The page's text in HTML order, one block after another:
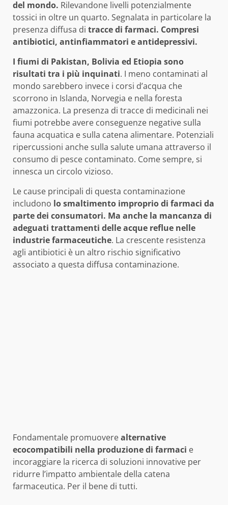
del mondo. Rilevandone livelli potenzialmente
tossici in oltre un quarto. Segnalata in particolare la
presenza diffusa di tracce di farmaci. Compresi
antibiotici, antinfiammatori e antidepressivi.
I fiumi di Pakistan, Bolivia ed Etiopia sono
risultati tra i più inquinati. I meno contaminati al
mondo sarebbero invece i corsi d’acqua che
scorrono in Islanda, Norvegia e nella foresta
amazzonica. La presenza di tracce di medicinali nei
fiumi potrebbe avere conseguenze negative sulla
fauna acquatica e sulla catena alimentare. Potenziali
ripercussioni anche sulla salute umana attraverso il
consumo di pesce contaminato. Come sempre, si
innesca un circolo vizioso.
Le cause principali di questa contaminazione
includono lo smaltimento improprio di farmaci da
parte dei consumatori. Ma anche la mancanza di
adeguati trattamenti delle acque reflue nelle
industrie farmaceutiche. La crescente resistenza
agli antibiotici è un altro rischio significativo
associato a questa diffusa contaminazione.
Fondamentale promuoverealternative
ecocompatibili nella produzione di farmaci e
incoraggiare la ricerca di soluzioni innovative per
ridurre l’impatto ambientale della catena
farmaceutica. Per il bene di tutti.